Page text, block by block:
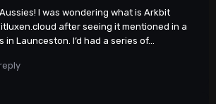
I was wondering what is Arkbit
after seeing it mentioned in a
Launceston. I’d had a series of...